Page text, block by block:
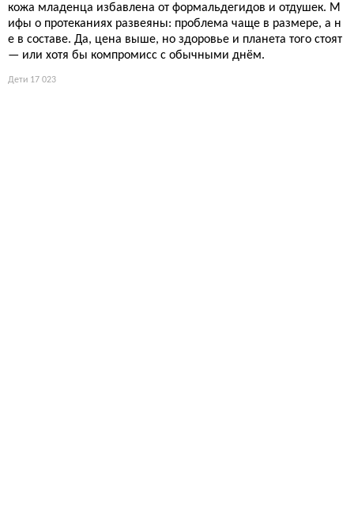
кожа младенца избавлена от формальдегидов и отдушек. М
ифы о протеканиях развеяны: проблема чаще в размере, а н
е в составе. Да, цена выше, но здоровье и планета того стоят
— или хотя бы компромисс с обычными днём.
Дети 17 023